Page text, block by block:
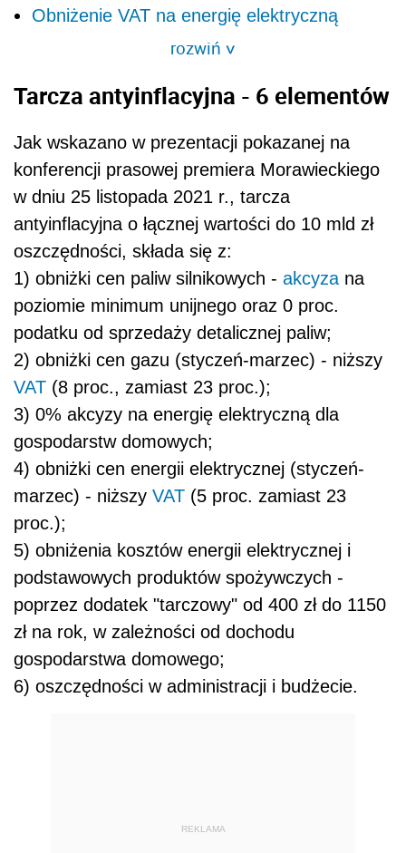
Obniżenie VAT na energię elektryczną
rozwiń>
Tarcza antyinflacyjna - 6 elementów
Jak wskazano w prezentacji pokazanej na
konferencji prasowej premiera Morawieckiego
w dniu 25 listopada 2021 r., tarcza
antyinflacyjna o łącznej wartości do 10 mld zł
oszczędności, składa się z:
1) obniżki cen paliw silnikowych - akcyza na
poziomie minimum unijnego oraz 0 proc.
podatku od sprzedaży detalicznej paliw;
2) obniżki cen gazu (styczeń-marzec) - niższy
VAT (8 proc., zamiast 23 proc.);
3) 0% akcyzy na energię elektryczną dla
gospodarstw domowych;
4) obniżki cen energii elektrycznej (styczeń-
marzec) - niższy VAT (5 proc. zamiast 23
proc.);
5) obniżenia kosztów energii elektrycznej i
podstawowych produktów spożywczych -
poprzez dodatek "tarczowy" od 400 zł do 1150
zł na rok, w zależności od dochodu
gospodarstwa domowego;
6) oszczędności w administracji i budżecie.
REKLAMA